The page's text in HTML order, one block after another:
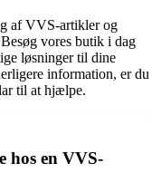
af VVS-artikler og
vores butik i dag
løsninger til dine
information, er du
til at hjælpe.
hos en VVS-